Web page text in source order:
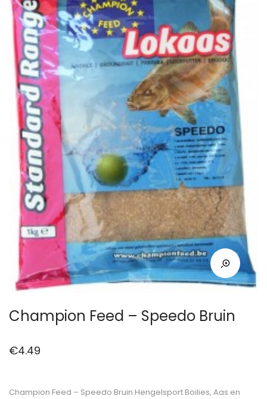
Champion Feed – Speedo Bruin
€4.49
Champion Feed – Speedo Bruin Hengelsport Boilies, Aas en